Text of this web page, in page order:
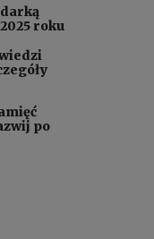
roku
po